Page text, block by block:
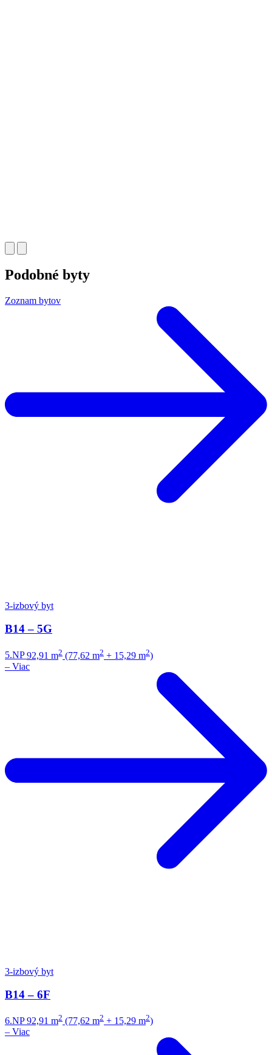
Podobné byty
Zoznam bytov
3-izbový byt
B14 – 5G
5.NP 92,91 m2 (77,62 m2 + 15,29 m2)
– Viac
3-izbový byt
B14 – 6F
6.NP 92,91 m2 (77,62 m2 + 15,29 m2)
– Viac